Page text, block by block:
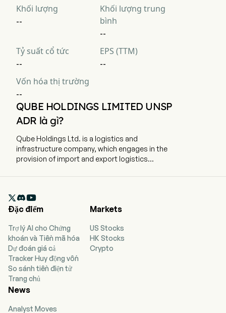
Khối lượng
--
Khối lượng trung
bình
--
Tỷ suất cổ tức
--
EPS (TTM)
--
Vốn hóa thị trường
--
QUBE HOLDINGS LIMITED UNSP
ADR là gì?
Qube Holdings Ltd. is a logistics and
infrastructure company, which engages in the
provision of import and export logistics
IPO on 2007-01-04. The firm's business
comprises two core divisions: the Operating
Terminals. The Operating Division comprises
two business units: Logistics & Infrastructure,
and Ports & Bulk. Logistics & Infrastructure
provides a broad range of services relating to
the import and export of mainly containerized
cargo, grain trading, as well as outsourced
industrial logistics services for heavy transport,
Its services include physical and documentary

Đặc điểm
Trợ lý AI cho Chứng
khoán và Tiền mã hóa
Dự đoán giá cả
Tracker Huy động vốn
So sánh tiền điện tử
Trang chủ
Markets
US Stocks
HK Stocks
Crypto
News
Analyst Moves